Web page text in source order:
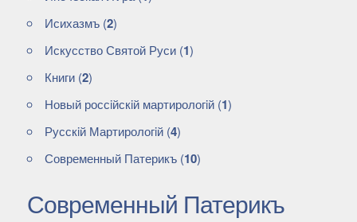
Исихазмъ(2)
Искусство Святой Руси(1)
Книги(2)
Новый россiйскiй мартирологiй(1)
Русскiй Мартирологiй(4)
Современный Патерикъ(10)
Современный Патерикъ